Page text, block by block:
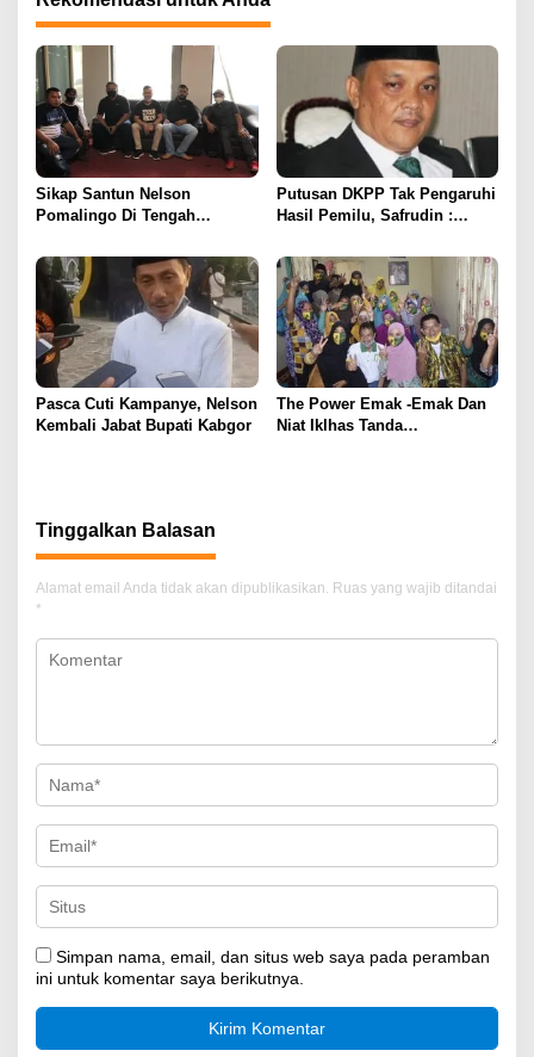
Sikap Santun Nelson
Pomalingo Di Tengah
Putusan DKPP Tak Pengaruhi
Hasil Pemilu, Safrudin :
Baharap.!!!
Pasca Cuti Kampanye, Nelson
Kembali Jabat Bupati Kabgor
The Power Emak -Emak Dan
Niat Iklhas Tanda
Tinggalkan Balasan
Alamat email Anda tidak akan dipublikasikan. Ruas yang wajib ditandai
*
Simpan nama, email, dan situs web saya pada peramban
ini untuk komentar saya berikutnya.